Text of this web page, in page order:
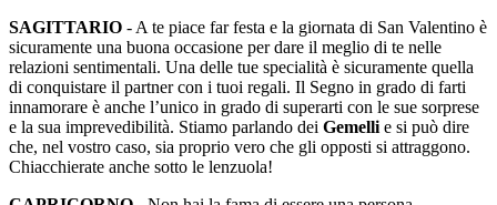
SAGITTARIO - A te piace far festa e la giornata di San Valentino è
sicuramente una buona occasione per dare il meglio di te nelle
relazioni sentimentali. Una delle tue specialità è sicuramente quella
di conquistare il partner con i tuoi regali. Il Segno in grado di farti
innamorare è anche l’unico in grado di superarti con le sue sorprese
e la sua imprevedibilità. Stiamo parlando dei Gemelli e si può dire
che, nel vostro caso, sia proprio vero che gli opposti si attraggono.
Chiacchierate anche sotto le lenzuola!